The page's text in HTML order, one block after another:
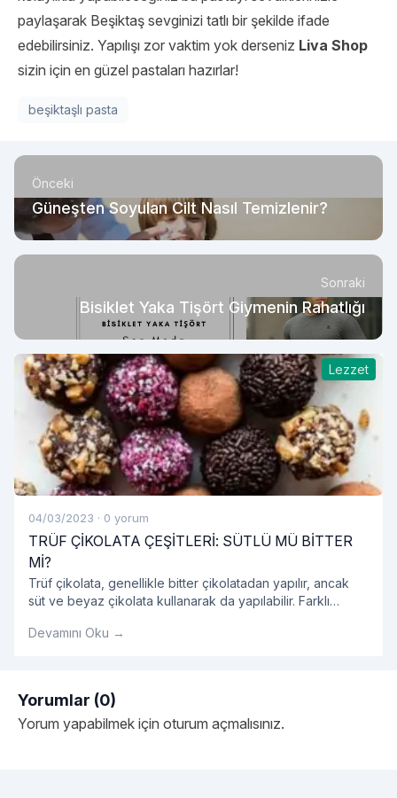
paylaşarak Beşiktaş sevginizi tatlı bir şekilde ifade
edebilirsiniz. Yapılışı zor vaktim yok derseniz Liva Shop
sizin için en güzel pastaları hazırlar!
beşiktaşlı pasta
Önceki
Güneşten Soyulan Cilt Nasıl Temizlenir?
Sonraki
Bisiklet Yaka Tişört Giymenin Rahatlığı
Lezzet
04/03/2023 · 0 yorum
TRÜF ÇİKOLATA ÇEŞİTLERİ: SÜTLÜ MÜ BİTTER
Mİ?
Trüf çikolata, genellikle bitter çikolatadan yapılır, ancak
süt ve beyaz çikolata kullanarak da yapılabilir. Farklı
farklılaştırır.
Devamını Oku →
Yorumlar (0)
Yorum yapabilmek için oturum açmalısınız.